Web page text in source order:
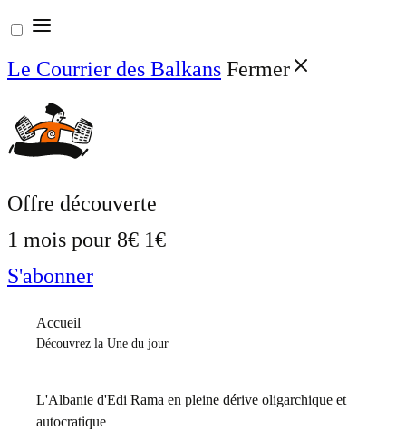
Aller
au
contenu
Le Courrier des Balkans Fermer
Offre découverte
1 mois pour 8€ 1€
S'abonner
Accueil
Découvrez la Une du jour
L'Albanie d'Edi Rama en pleine dérive oligarchique et
autocratique